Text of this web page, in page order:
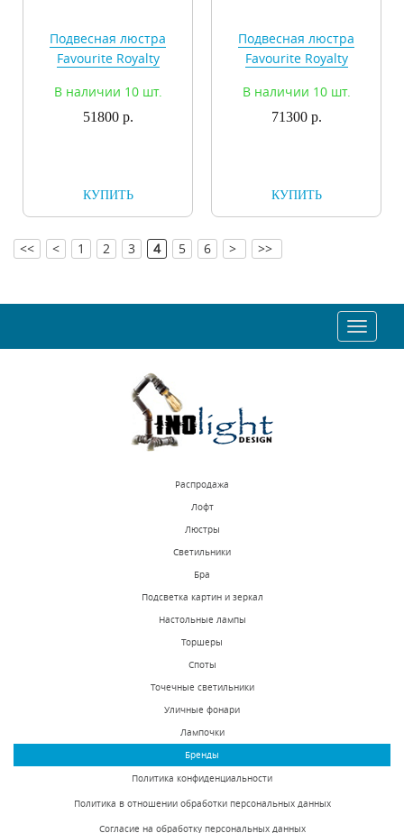
Подвесная люстра
Favourite Royalty
В наличии 10 шт.
51800 р.
КУПИТЬ
Подвесная люстра
Favourite Royalty
В наличии 10 шт.
71300 р.
КУПИТЬ
<< < 1 2 3 4 5 6 > >>
Toggle
Распродажа
Лофт
Люстры
Светильники
Бра
Подсветка картин и зеркал
Настольные лампы
Торшеры
Споты
Точечные светильники
Уличные фонари
Лампочки
Бренды
Политика конфиденциальности
Политика в отношении обработки персональных данных
Согласие на обработку персональных данных